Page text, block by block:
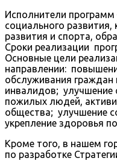
Исполнители
социального развития,
развития и спорта,
Сроки реализации
Основные цели
направлении:
обслуживания граждан
инвалидов; улучшение
пожилых людей,
общества; улучшение
укрепление здоровья
Кроме того, в нашем
по разработке